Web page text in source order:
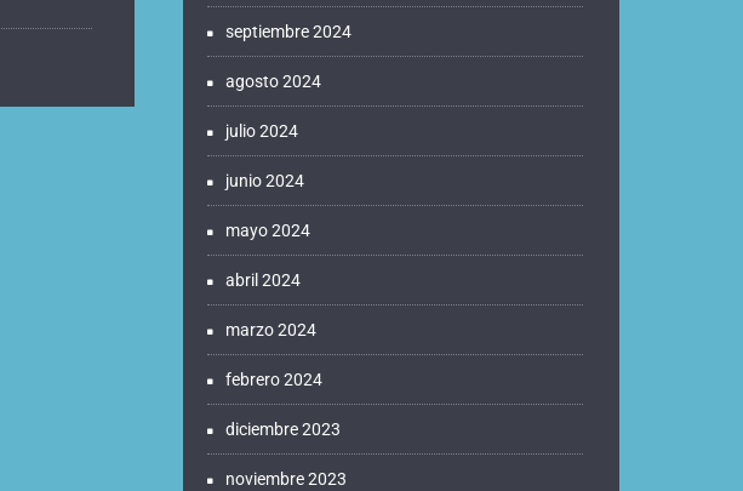
septiembre 2024
agosto 2024
julio 2024
junio 2024
mayo 2024
abril 2024
marzo 2024
febrero 2024
diciembre 2023
noviembre 2023